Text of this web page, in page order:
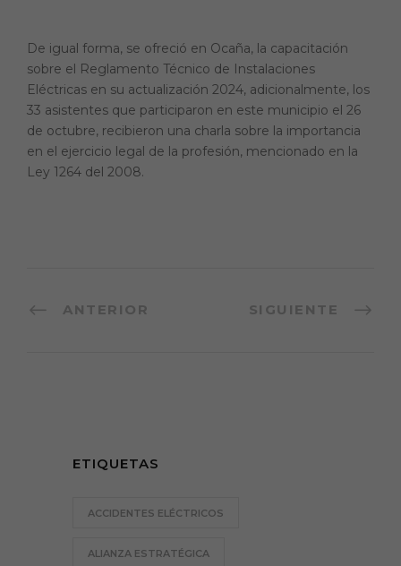
De igual forma, se ofreció en Ocaña, la capacitación
sobre el Reglamento Técnico de Instalaciones
Eléctricas en su actualización 2024, adicionalmente, los
33 asistentes que participaron en este municipio el 26
de octubre, recibieron una charla sobre la importancia
en el ejercicio legal de la profesión, mencionado en la
Ley 1264 del 2008.
ANTERIOR SIGUIENTE
ETIQUETAS
ACCIDENTES ELÉCTRICOS
ALIANZA ESTRATÉGICA